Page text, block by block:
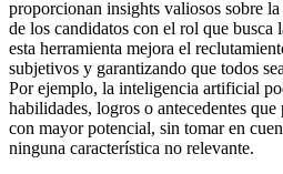
proporcionan insights valiosos sobre
de los candidatos con el rol que busca
esta herramienta mejora el
subjetivos y garantizando que todos
Por ejemplo, la inteligencia artificial
habilidades, logros o antecedentes
con mayor potencial, sin tomar en
ninguna característica no relevante.